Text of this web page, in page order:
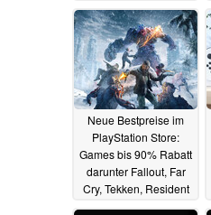
28.04.2023
Neue Bestpreise im
PlayStation Store:
Games bis 90% Rabatt
darunter Fallout, Far
Cry, Tekken, Resident